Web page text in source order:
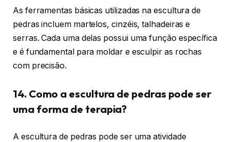
As ferramentas básicas utilizadas na escultura de
pedras incluem martelos, cinzéis, talhadeiras e
serras. Cada uma delas possui uma função específica
e é fundamental para moldar e esculpir as rochas
com precisão.
14. Como a escultura de pedras pode ser
uma forma de terapia?
A escultura de pedras pode ser uma atividade